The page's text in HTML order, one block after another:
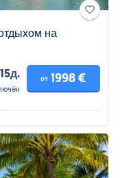
на
15д. от 1998 €